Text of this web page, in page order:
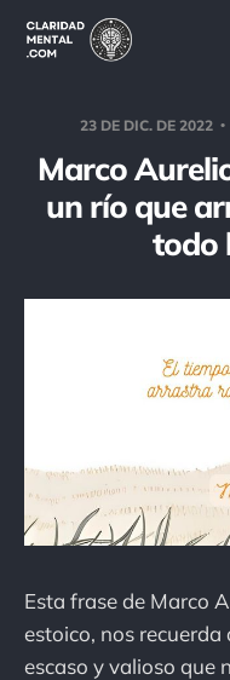
23 DE DIC. DE 2022
Marco
un río que
todo
Esta frase de Marco
estoico, nos recuerda
escaso y valioso que